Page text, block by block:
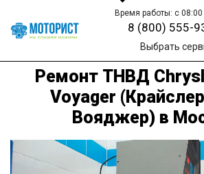
Время работы: с
8 (800) 555-
Выбрать
Ремонт ТНВД
Voyager
Вояджер) в